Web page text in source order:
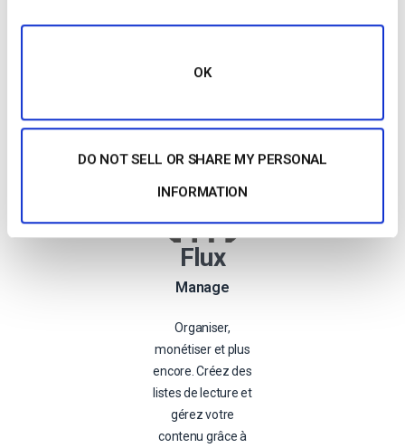
OK
DO NOT SELL OR SHARE MY PERSONAL
INFORMATION
Flux
Manage
Organiser,
monétiser et plus
encore. Créez des
listes de lecture et
gérez votre
contenu grâce à